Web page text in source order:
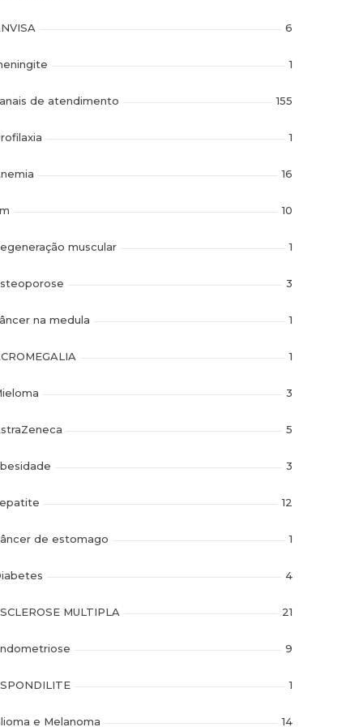
6
1
de atendimento 155
1
16
10
muscular 1
3
na medula 1
1
3
5
3
12
de estomago 1
4
MULTIPLA 21
9
1
e Melanoma 14